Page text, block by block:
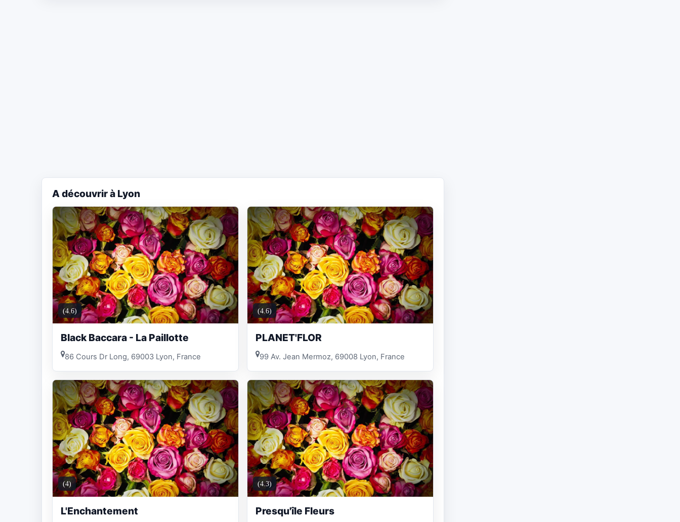
A découvrir à Lyon
(4.6)
Black Baccara - La Paillotte
86 Cours Dr Long, 69003 Lyon, France
(4.6)
PLANET'FLOR
99 Av. Jean Mermoz, 69008 Lyon, France
(4)
L'Enchantement
(4.3)
Presqu'île Fleurs